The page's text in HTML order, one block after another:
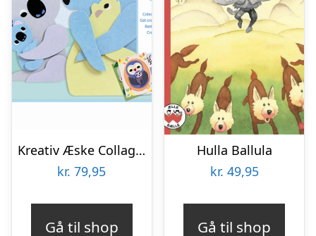
Kreativ Æske Collage For De Mindste, Kram, Djeco
kr. 79,95
Gå til shop
Hulla Ballula
kr. 49,95
Gå til shop